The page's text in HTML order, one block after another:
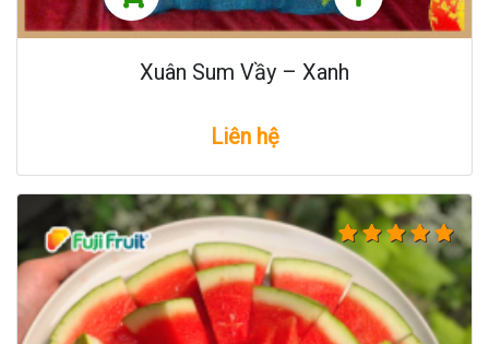
Xuân Sum Vầy – Xanh
Liên hệ